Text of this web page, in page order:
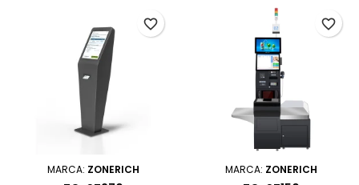
MARCA: ZONERICH
favorite_border
MARCA: ZONERICH
favorite_border